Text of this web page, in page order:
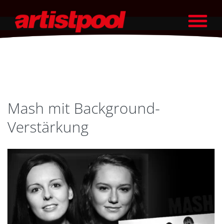
Mash mit Background-
Verstärkung